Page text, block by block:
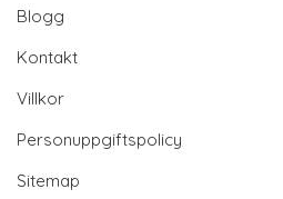
Blogg
Kontakt
Villkor
Personuppgiftspolicy
Sitemap